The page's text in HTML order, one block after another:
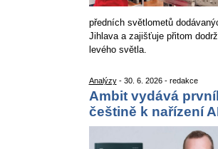
předních světlometů
Jihlava a zajišťuje přitom
levého světla.
Analýzy- 30. 6. 2026 - redakce
Ambit vydává
češtině k nařízení